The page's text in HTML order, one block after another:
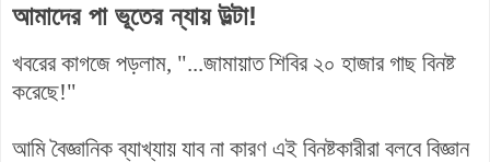
আমাদের পা ভূতের ন্যায় উল্টা!
খবরের কাগজে পড়লাম, "...জামায়াত শিবির ২০ হাজার গাছ বিনষ্ট
করেছে!"
আমি বৈজ্ঞানিক ব্যাখ্যায় যাব না কারণ এই বিনষ্টকারীরা বলবে বিজ্ঞান